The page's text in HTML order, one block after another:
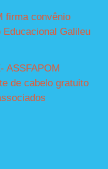
firma convênio
Educacional Galileu
ASSFAPOM
de cabelo gratuito